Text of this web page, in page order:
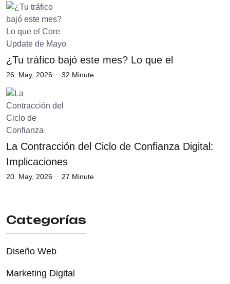
¿Tu tráfico bajó este mes? Lo que el
26. May, 2026 32 Minute
La Contracción del Ciclo de Confianza Digital:
Implicaciones
20. May, 2026 27 Minute
Categorías
Diseño Web
Marketing Digital